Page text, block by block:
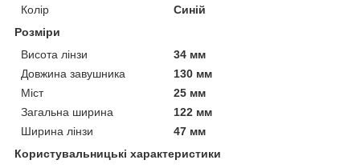
Колір
Синій
Розміри
Висота лінзи
34 мм
Довжина завушника
130 мм
Міст
25 мм
Загальна ширина
122 мм
Ширина лінзи
47 мм
Користувальницькі характеристики